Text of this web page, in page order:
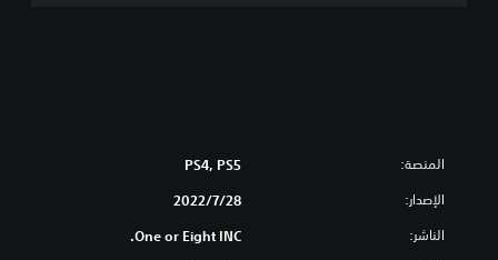
المنصة: PS4, PS5
الإصدار: 28‏/7‏/2022
الناشر: One or Eight INC.